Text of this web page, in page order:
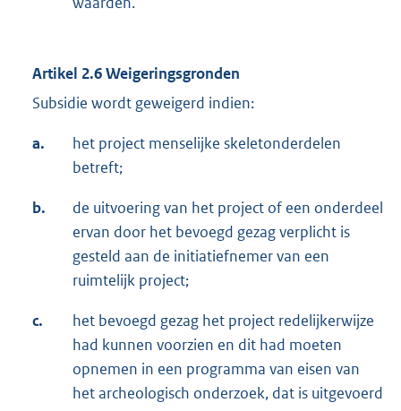
Artikel 2.6Weigeringsgronden
Subsidie wordt geweigerd indien:
a.
het project menselijke skeletonderdelen
betreft;
b.
de uitvoering van het project of een onderdeel
ervan door het bevoegd gezag verplicht is
gesteld aan de initiatiefnemer van een
ruimtelijk project;
c.
het bevoegd gezag het project redelijkerwijze
had kunnen voorzien en dit had moeten
opnemen in een programma van eisen van
het archeologisch onderzoek, dat is uitgevoerd